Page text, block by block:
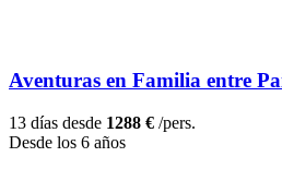
Aventuras en Familia entre
13 días desde 1288 € /pers.
Desde los 6 años